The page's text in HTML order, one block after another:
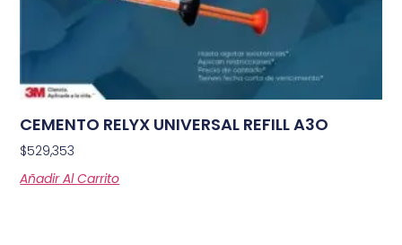
CEMENTO RELYX UNIVERSAL REFILL A3O
$529,353
Añadir Al Carrito